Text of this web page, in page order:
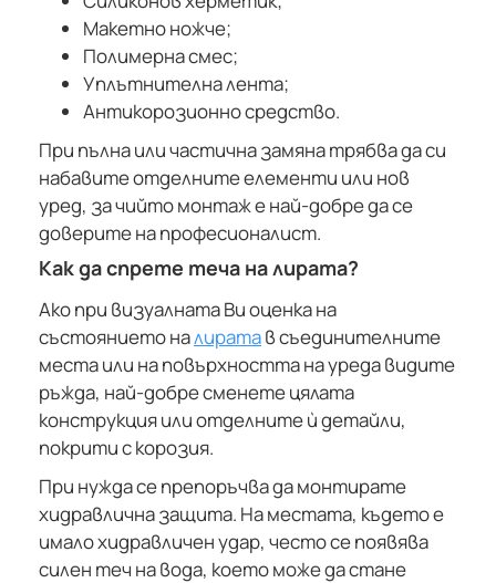
Макетно ножче;
Полимерна смес;
Уплътнителна лента;
Антикорозионно средство.
При пълна или частична замяна трябва да си
набавите отделните елементи или нов
уред, за чийто монтаж е най-добре да се
доверите на професионалист.
Как да спрете теча на лирата?
Ако при визуалната Ви оценка на
състоянието налиратав съединителните
места или на повърхността на уреда видите
ръжда, най-добре сменете цялата
конструкция или отделните ѝ детайли,
покрити с корозия.
При нужда се препоръчва да монтирате
хидравлична защита. На местата, където е
имало хидравличен удар, често се появява
силен теч на вода, което може да стане